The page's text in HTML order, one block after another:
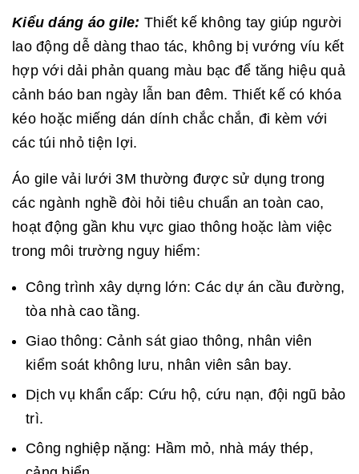
Kiểu dáng áo gile: Thiết kế không tay giúp người
lao động dễ dàng thao tác, không bị vướng víu kết
hợp với dải phản quang màu bạc để tăng hiệu quả
cảnh báo ban ngày lẫn ban đêm. Thiết kế có khóa
kéo hoặc miếng dán dính chắc chắn, đi kèm với
các túi nhỏ tiện lợi.
Áo gile vải lưới 3M thường được sử dụng trong
các ngành nghề đòi hỏi tiêu chuẩn an toàn cao,
hoạt động gần khu vực giao thông hoặc làm việc
trong môi trường nguy hiểm:
Công trình xây dựng lớn: Các dự án cầu đường,
tòa nhà cao tầng.
Giao thông: Cảnh sát giao thông, nhân viên
kiểm soát không lưu, nhân viên sân bay.
Dịch vụ khẩn cấp: Cứu hộ, cứu nạn, đội ngũ bảo
trì.
Công nghiệp nặng: Hầm mỏ, nhà máy thép,